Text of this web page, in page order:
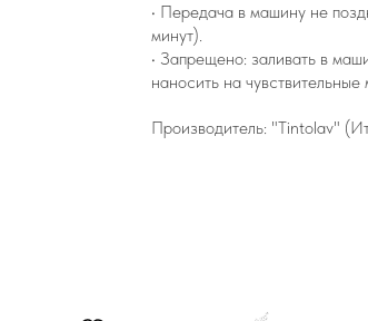
• Передача в машину не
минут).
• Запрещено: заливать в
наносить на
Производитель: "Tintolav"